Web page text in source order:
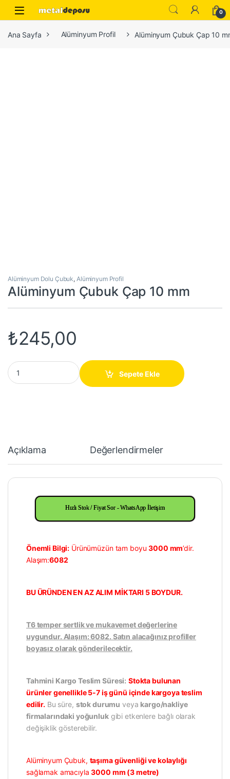
Skip to navigation
Skip to content
0
Ana Sayfa Alüminyum Profil Alüminyum Çubuk Çap 10
Alüminyum Dolu Çubuk, Alüminyum Profil
Alüminyum Çubuk Çap 10 mm
₺245,00
Alüminyum Çubuk Çap 10 mm quantity
Sepete Ekle
Açıklama Değerlendirmeler
Hızlı Stok / Fiyat Sor - WhatsApp İletişim
Önemli Bilgi: Ürünümüzün tam boyu3000 mm’dir.
Alaşım:6082
BU ÜRÜNDEN EN AZ ALIM MİKTARI 5 BOYDUR.
T6 temper sertlik ve mukavemet değerlerine
uygundur. Alaşım: 6082. Satın alacağınız profiller
boyasız olarak gönderilecektir.
Tahmini Kargo Teslim Süresi: Stokta bulunan
ürünler genellikle 5-7 iş günü içinde kargoya teslim
edilir. Bu süre, stok durumu veya kargo/nakliye
firmalarındaki yoğunlukgibi etkenlere bağlı olarak
değişiklik gösterebilir.
Alüminyum Çubuk, taşıma güvenliği ve kolaylığı
sağlamak amacıyla3000 mm (3 metre)